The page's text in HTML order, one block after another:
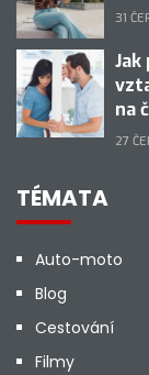
31
Jak
na
27
TÉMATA
Auto-moto
Blog
Cestování
Filmy